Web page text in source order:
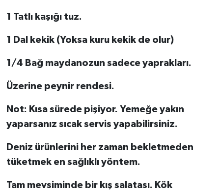
1 Tatlı kaşığı tuz.
1 Dal kekik (Yoksa kuru kekik de olur)
1/4 Bağ maydanozun sadece yaprakları.
Üzerine peynir rendesi.
Not: Kısa sürede pişiyor. Yemeğe yakın
yaparsanız sıcak servis yapabilirsiniz.
Deniz ürünlerini her zaman bekletmeden
tüketmek en sağlıklı yöntem.
Tam mevsiminde bir kış salatası. Kök